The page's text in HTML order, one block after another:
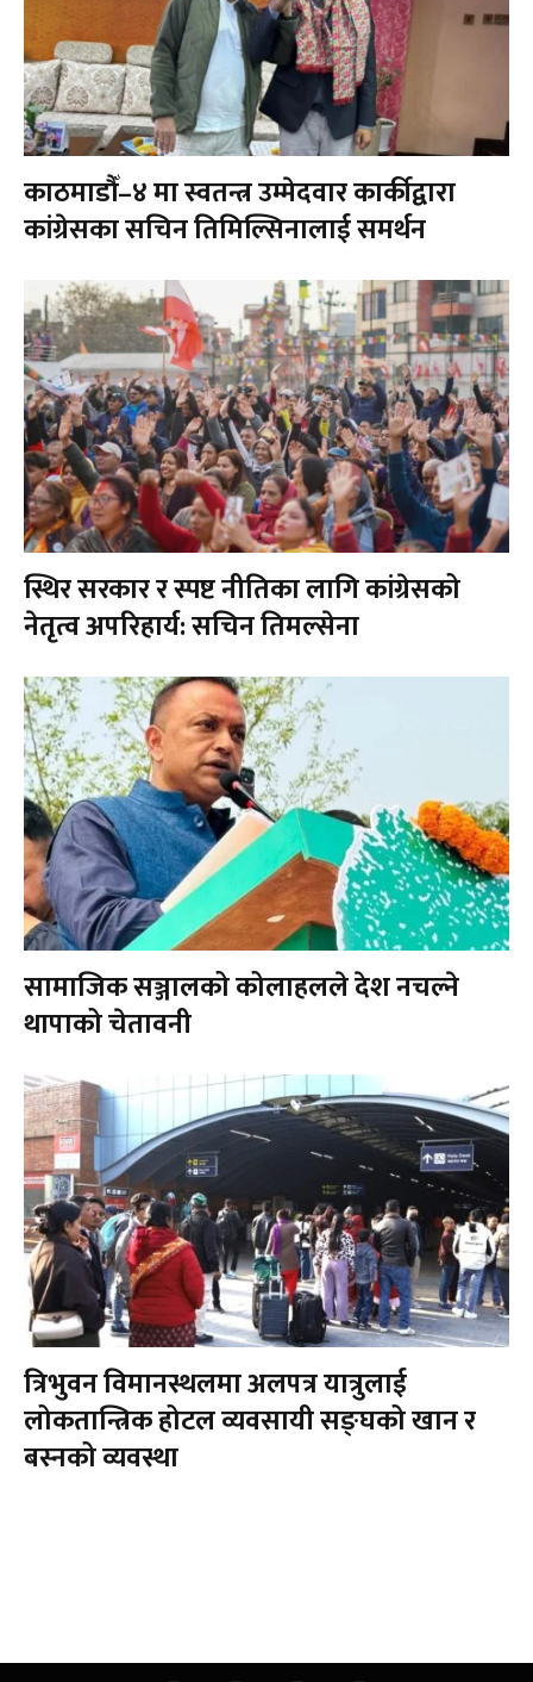
काठमाडौँ–४ मा स्वतन्त्र उम्मेदवार कार्कीद्वारा
कांग्रेसका सचिन तिमिल्सिनालाई समर्थन
स्थिर सरकार र स्पष्ट नीतिका लागि कांग्रेसको
नेतृत्व अपरिहार्य: सचिन तिमल्सेना
सामाजिक सञ्जालको कोलाहलले देश नचल्ने
थापाको चेतावनी
त्रिभुवन विमानस्थलमा अलपत्र यात्रुलाई
लोकतान्त्रिक होटल व्यवसायी सङ्घको खान र
बस्नको व्यवस्था